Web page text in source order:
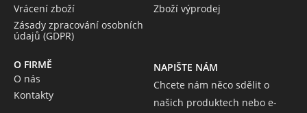
Vrácení zboží
Zásady zpracování osobních
údajů (GDPR)
Zboží výprodej
O FIRMĚ
O nás
Kontakty
NAPIŠTE NÁM
Chcete nám něco sdělit o
našich produktech nebo e-